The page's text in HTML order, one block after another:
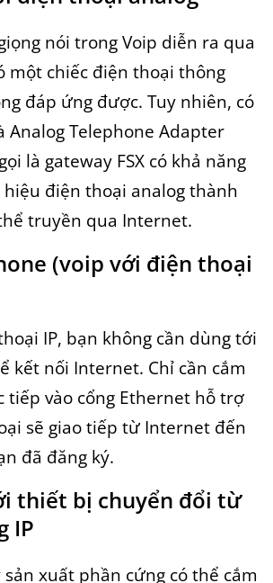
nói trong Voip diễn ra qua
một chiếc điện thoại thông
đáp ứng được. Tuy nhiên, có
Analog Telephone Adapter
là gateway FSX có khả năng
điện thoại analog thành
truyền qua Internet.
(voip với điện thoại
IP, bạn không cần dùng tới
kết nối Internet. Chỉ cần cắm
tiếp vào cổng Ethernet hỗ trợ
sẽ giao tiếp từ Internet đến
đã đăng ký.
thiết bị chuyển đổi từ
IP
sản xuất phần cứng có thể cắm